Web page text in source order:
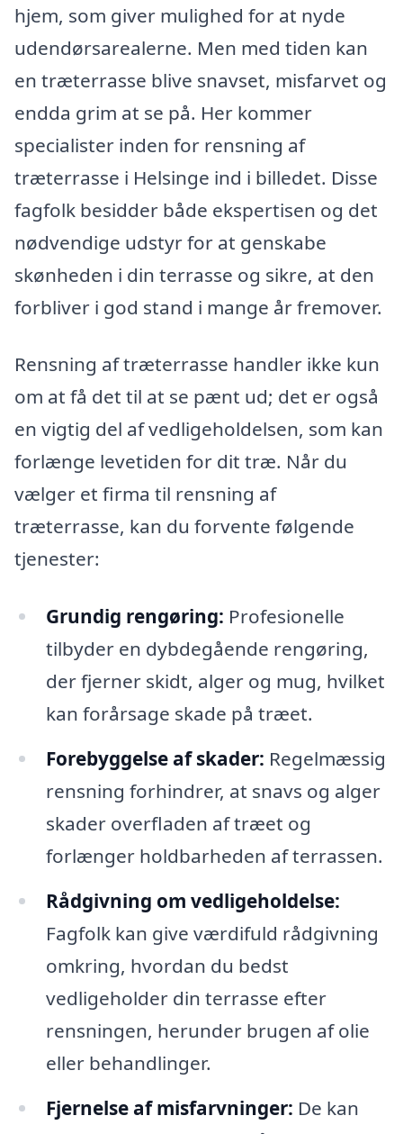
hjem, som giver mulighed for at nyde
udendørsarealerne. Men med tiden kan
en træterrasse blive snavset, misfarvet og
endda grim at se på. Her kommer
specialister inden for rensning af
træterrasse i Helsinge ind i billedet. Disse
fagfolk besidder både ekspertisen og det
nødvendige udstyr for at genskabe
skønheden i din terrasse og sikre, at den
forbliver i god stand i mange år fremover.
Rensning af træterrasse handler ikke kun
om at få det til at se pænt ud; det er også
en vigtig del af vedligeholdelsen, som kan
forlænge levetiden for dit træ. Når du
vælger et firma til rensning af
træterrasse, kan du forvente følgende
tjenester:
Grundig rengøring: Profesionelle
tilbyder en dybdegående rengøring,
der fjerner skidt, alger og mug, hvilket
kan forårsage skade på træet.
Forebyggelse af skader: Regelmæssig
rensning forhindrer, at snavs og alger
skader overfladen af træet og
forlænger holdbarheden af terrassen.
Rådgivning om vedligeholdelse:
Fagfolk kan give værdifuld rådgivning
omkring, hvordan du bedst
vedligeholder din terrasse efter
rensningen, herunder brugen af olie
eller behandlinger.
Fjernelse af misfarvninger: De kan